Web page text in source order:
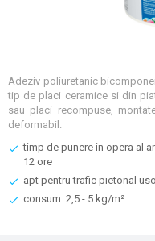
Adeziv poliuretanic
tip de placi ceramice si din
sau placi recompuse,
deformabil.
timp de punere in opera al
12 ore
apt pentru trafic pietonal
consum: 2,5 - 5 kg/m²